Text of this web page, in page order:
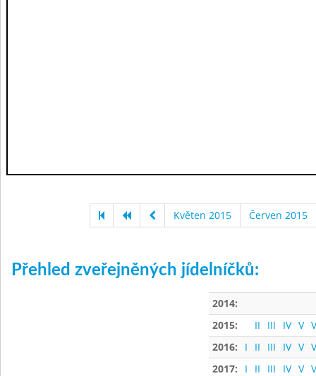
Květen 2015 Červen 2015
Přehled zveřejněných jídelníčků:
2014:
2015:
II III IV V
2016:
I II III IV V
2017:
I II III IV V